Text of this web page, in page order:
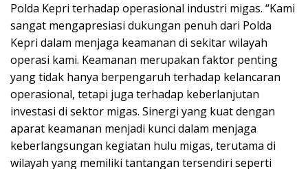
Polda Kepri terhadap operasional industri migas. “Kami
sangat mengapresiasi dukungan penuh dari Polda
Kepri dalam menjaga keamanan di sekitar wilayah
operasi kami. Keamanan merupakan faktor penting
yang tidak hanya berpengaruh terhadap kelancaran
operasional, tetapi juga terhadap keberlanjutan
investasi di sektor migas. Sinergi yang kuat dengan
aparat keamanan menjadi kunci dalam menjaga
keberlangsungan kegiatan hulu migas, terutama di
wilayah yang memiliki tantangan tersendiri seperti